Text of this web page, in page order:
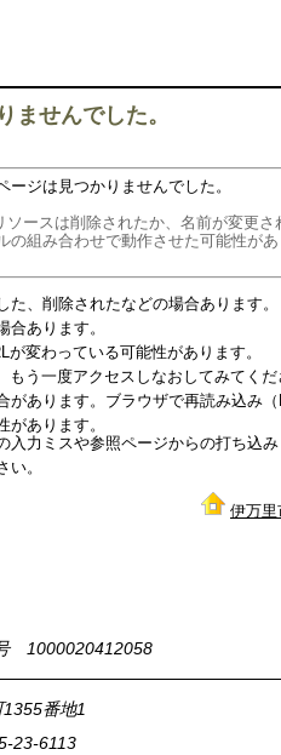
ませんでした。
ジは見つかりませんでした。
ソースは削除されたか、名前が変更
の組み合わせで動作させた可能性が
た、削除されたなどの場合あります。
あります。
変わっている可能性があります。
もう一度アクセスしなおしてみてく
があります。ブラウザで再読み込み
があります。
入力ミスや参照ページからの打ち込
い。
伊万里
1000020412058
番地1
23-6113